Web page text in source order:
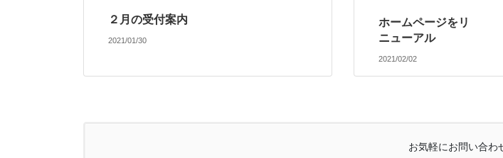
２月の受付案内
2021/01/30
ホームページをリ
ニューアル
2021/02/02
お気軽にお問い合わ